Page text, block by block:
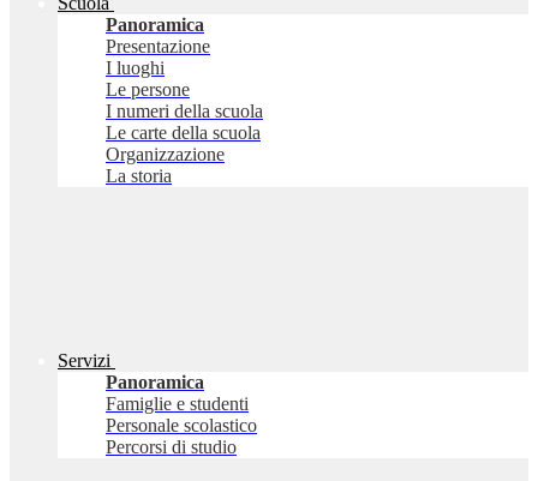
Panoramica
Presentazione
I luoghi
Le persone
I numeri della scuola
Le carte della scuola
Organizzazione
La storia
Servizi
Panoramica
Famiglie e studenti
Personale scolastico
Percorsi di studio